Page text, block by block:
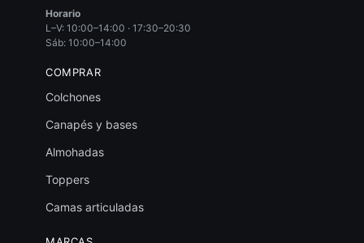
Horario
L–V: 10:00–14:00 · 17:30–20:30
Sáb: 10:00–14:00
COMPRAR
Colchones
Canapés y bases
Almohadas
Toppers
Camas articuladas